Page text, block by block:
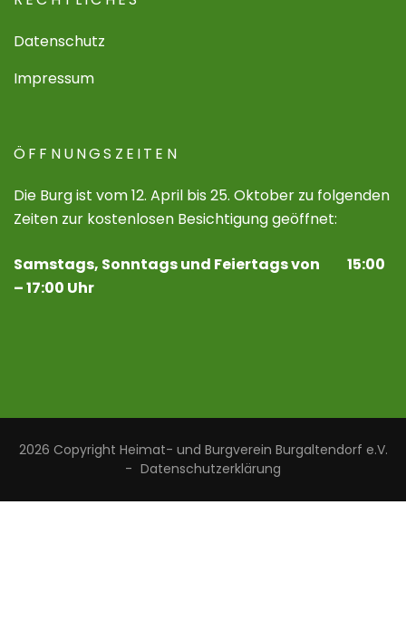
Datenschutz
Impressum
ÖFFNUNGSZEITEN
Die Burg ist vom 12. April bis 25. Oktober zu folgenden
Zeiten zur kostenlosen Besichtigung geöffnet:
Samstags, Sonntags und Feiertags von 15:00
– 17:00 Uhr
2026 Copyright Heimat- und Burgverein Burgaltendorf e.V.
- Datenschutzerklärung